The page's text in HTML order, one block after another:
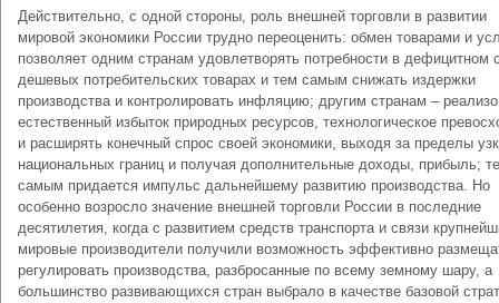
Действительно, с одной стороны, роль внешней торговли в развитии
мировой экономики России трудно переоценить: обмен товарами и
позволяет одним странам удовлетворять потребности в дефицитном
дешевых потребительских товарах и тем самым снижать издержки
производства и контролировать инфляцию; другим странам –
естественный избыток природных ресурсов, технологическое
и расширять конечный спрос своей экономики, выходя за пределы
национальных границ и получая дополнительные доходы, прибыль;
самым придается импульс дальнейшему развитию производства. Но
особенно возросло значение внешней торговли России в последние
десятилетия, когда с развитием средств транспорта и связи
мировые производители получили возможность эффективно
регулировать производства, разбросанные по всему земному шару, а
большинство развивающихся стран выбрало в качестве базовой